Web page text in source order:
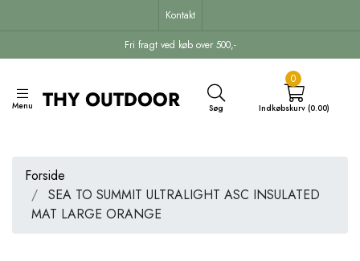
Fri fragt ved køb over 500,-
Kontakt
Menu Søg
0
Indkøbskurv (0.00)
Forside
SEA TO SUMMIT ULTRALIGHT ASC INSULATED
MAT LARGE ORANGE